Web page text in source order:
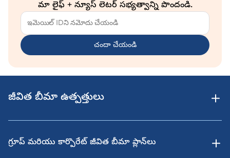
మా లైఫ్ + న్యూస్ లెటర్ సభ్యత్వాన్ని పొందండి.
చందా చేయండి
జీవిత బీమా ఉత్పత్తులు
గ్రూప్ మరియు కార్పొరేట్ జీవిత బీమా ప్లాన్‌లు